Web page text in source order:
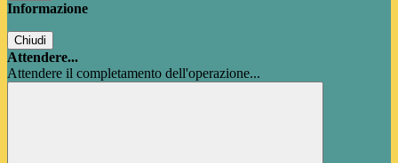
Informazione
Chiudi
Attendere...
Attendere il completamento dell'operazione...